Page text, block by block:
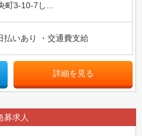
町3-10-7し...
払いあり ・交通費支給
詳細を見る
募求人